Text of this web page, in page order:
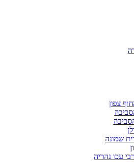
צפון
שמונה
עכו נהריה